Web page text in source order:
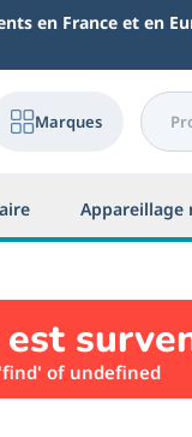
en France et en
Marques
Appareillage
of undefined